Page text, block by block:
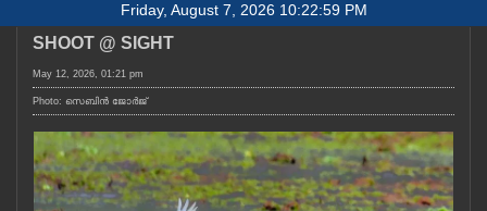
NOTIFIED NEWS
KERALA
LOCAL
Friday, August 7, 2026 10:22:59 PM
SHOOT @ SIGHT
May 12, 2026, 01:21 pm
Photo: സെബിൻ ജോർജ്